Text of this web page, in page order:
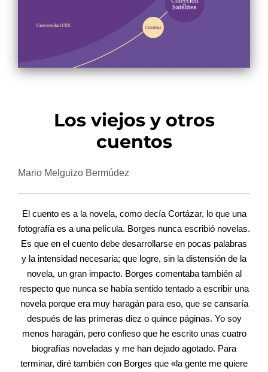
Los viejos y otros
cuentos
Mario Melguizo Bermúdez
El cuento es a la novela, como decía Cortázar, lo que una
fotografía es a una película. Borges nunca escribió novelas.
Es que en el cuento debe desarrollarse en pocas palabras
y la intensidad necesaria; que logre, sin la distensión de la
novela, un gran impacto. Borges comentaba también al
respecto que nunca se había sentido tentado a escribir una
novela porque era muy haragán para eso, que se cansaría
después de las primeras diez o quince páginas. Yo soy
menos haragán, pero confieso que he escrito unas cuatro
biografías noveladas y me han dejado agotado. Para
terminar, diré también con Borges que «la gente me quiere